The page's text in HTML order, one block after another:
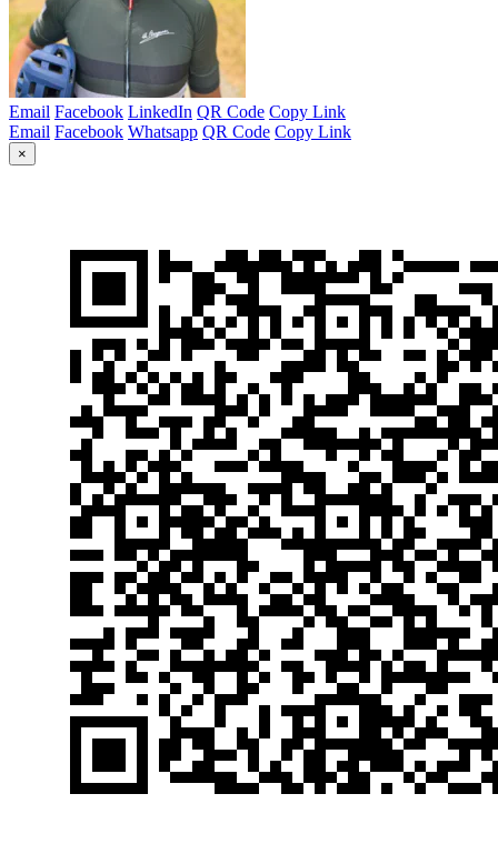
Email Facebook LinkedIn QR Code Copy Link
Email Facebook Whatsapp QR Code Copy Link
×